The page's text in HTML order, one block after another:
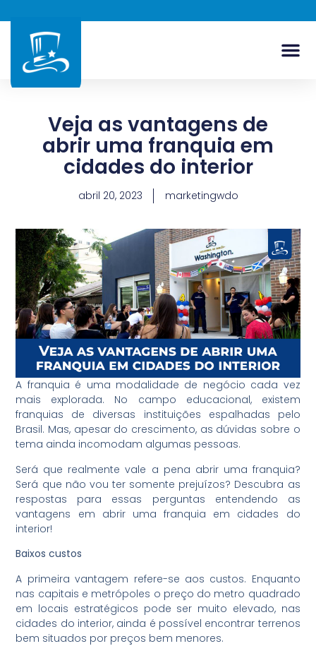
Veja as vantagens de
abrir uma franquia em
cidades do interior
abril 20, 2023 marketingwdo
A franquia é uma modalidade de negócio cada vez
mais explorada. No campo educacional, existem
franquias de diversas instituições espalhadas pelo
Brasil. Mas, apesar do crescimento, as dúvidas sobre o
tema ainda incomodam algumas pessoas.
Será que realmente vale a pena abrir uma franquia?
Será que não vou ter somente prejuízos? Descubra as
respostas para essas perguntas entendendo as
vantagens em abrir uma franquia em cidades do
interior!
Baixos custos
A primeira vantagem refere-se aos custos. Enquanto
nas capitais e metrópoles o preço do metro quadrado
em locais estratégicos pode ser muito elevado, nas
cidades do interior, ainda é possível encontrar terrenos
bem situados por preços bem menores.